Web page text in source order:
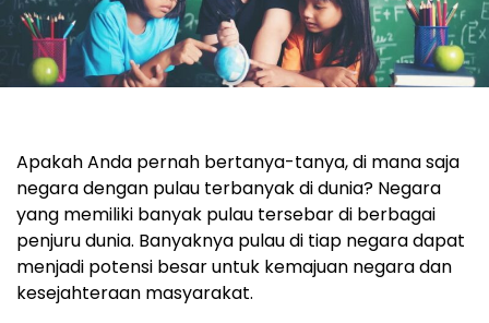
Apakah Anda pernah bertanya-tanya, di mana saja
negara dengan pulau terbanyak di dunia? Negara
yang memiliki banyak pulau tersebar di berbagai
penjuru dunia. Banyaknya pulau di tiap negara dapat
menjadi potensi besar untuk kemajuan negara dan
kesejahteraan masyarakat.